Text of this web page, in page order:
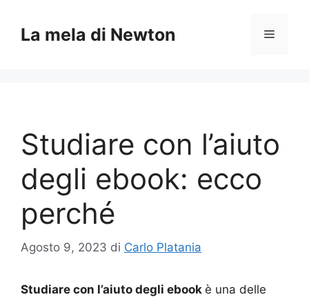
contenuto
La mela di Newton Menu
Studiare con l’aiuto
degli ebook: ecco
perché
Agosto 9, 2023 di Carlo Platania
Studiare con l’aiuto degli ebook è una delle